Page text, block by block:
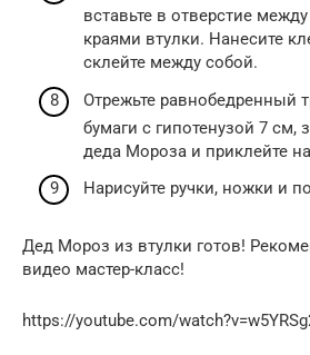
вставьте в отверстие
краями втулки. Нанесите
склейте между собой.
Отрежьте равнобедренный
бумаги с гипотенузой 7 см,
деда Мороза и приклейте
Нарисуйте ручки, ножки и
Дед Мороз из втулки готов!
видео мастер-класс!
https://youtube.com/